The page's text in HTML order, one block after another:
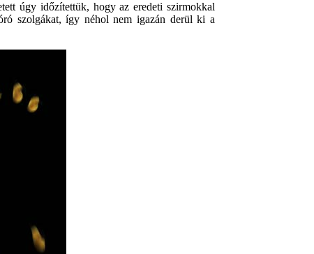
úgy időzítettük, hogy az eredeti szirmokkal
szolgákat, így néhol nem igazán derül ki a